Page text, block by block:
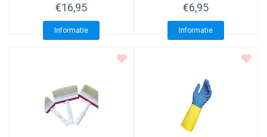
€16,95
Informatie
€6,95
Informatie